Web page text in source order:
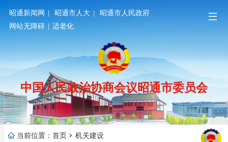
昭通新闻网 | 昭通市人大 |
昭通市人民政府
网站无障碍 | 适老化
中国人民政治协商会议昭通市委员会
当前位置： 首页 机关建设